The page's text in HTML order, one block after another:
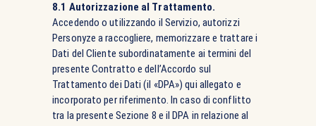
8.1 Autorizzazione al Trattamento.
Accedendo o utilizzando il Servizio, autorizzi
Personyze a raccogliere, memorizzare e trattare i
Dati del Cliente subordinatamente ai termini del
presente Contratto e dell’Accordo sul
Trattamento dei Dati (il «DPA») qui allegato e
incorporato per riferimento. In caso di conflitto
tra la presente Sezione 8 e il DPA in relazione al